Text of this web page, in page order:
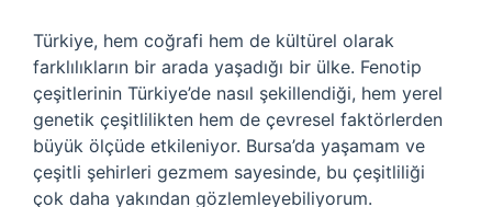
Türkiye, hem coğrafi hem de kültürel olarak
farklılıkların bir arada yaşadığı bir ülke. Fenotip
çeşitlerinin Türkiye’de nasıl şekillendiği, hem yerel
genetik çeşitlilikten hem de çevresel faktörlerden
büyük ölçüde etkileniyor. Bursa’da yaşamam ve
çeşitli şehirleri gezmem sayesinde, bu çeşitliliği
çok daha yakından gözlemleyebiliyorum.